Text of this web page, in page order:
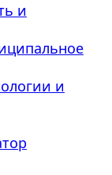
и
и